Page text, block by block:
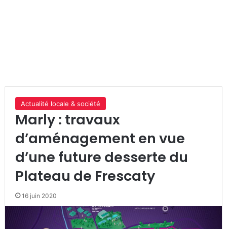
Actualité locale & société
Marly : travaux
d’aménagement en vue
d’une future desserte du
Plateau de Frescaty
16 juin 2020